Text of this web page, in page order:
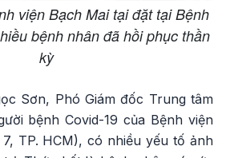
viện Bạch Mai tại đặt tại Bệnh
bệnh nhân đã hồi phục thần
kỳ
Sơn, Phó Giám đốc Trung tâm
bệnh Covid-19 của Bệnh viện
TP. HCM), có nhiều yếu tố ảnh